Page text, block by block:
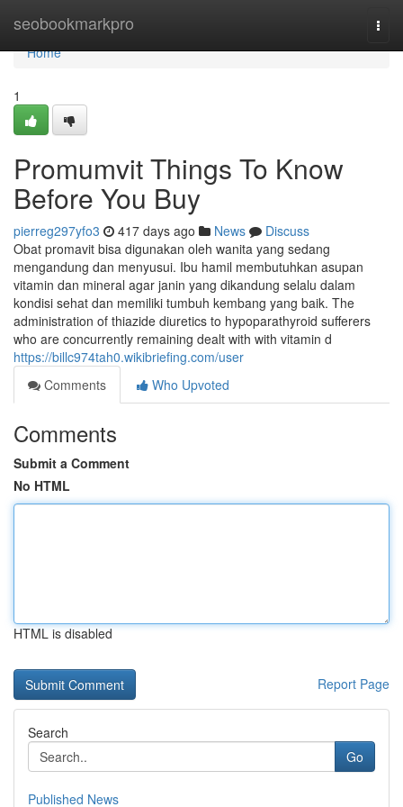
seobookmarkpro
Home
Home
1
Promumvit Things To Know
Before You Buy
pierreg297yfo3 417 days ago News
Discuss
Obat promavit bisa digunakan oleh wanita yang sedang
mengandung dan menyusui. Ibu hamil membutuhkan asupan
vitamin dan mineral agar janin yang dikandung selalu dalam
kondisi sehat dan memiliki tumbuh kembang yang baik. The
administration of thiazide diuretics to hypoparathyroid sufferers
who are concurrently remaining dealt with with vitamin d
https://billc974tah0.wikibriefing.com/user
Comments
Who Upvoted
Comments
Submit a Comment
No HTML
HTML is disabled
Report Page
Search
Go
Published News